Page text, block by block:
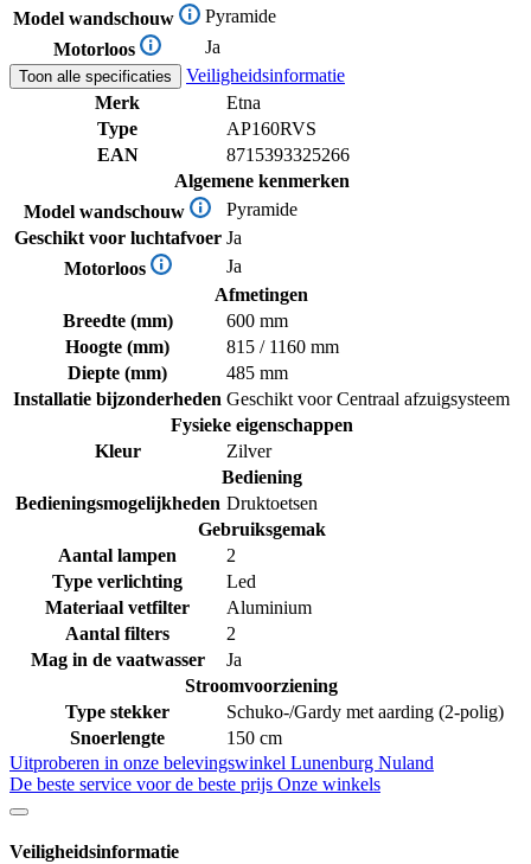
Model wandschouw
Pyramide
Motorloos
Ja
Toon alle specificaties
Veiligheidsinformatie
Merk
Etna
Type
AP160RVS
EAN
8715393325266
Algemene kenmerken
Model wandschouw
Pyramide
Geschikt voor luchtafvoer Ja
Motorloos
Ja
Afmetingen
Breedte (mm)
600 mm
Hoogte (mm)
815 / 1160 mm
Diepte (mm)
485 mm
Installatie bijzonderheden Geschikt voor Centraal afzuigsysteem
Fysieke eigenschappen
Kleur
Zilver
Bediening
Bedieningsmogelijkheden Druktoetsen
Gebruiksgemak
Aantal lampen
2
Type verlichting
Led
Materiaal vetfilter
Aluminium
Aantal filters
2
Mag in de vaatwasser
Ja
Stroomvoorziening
Type stekker
Schuko-/Gardy met aarding (2-polig)
Snoerlengte
150 cm
Uitproberen in onze belevingswinkel Lunenburg Nuland
De beste service voor de beste prijs Onze winkels
Veiligheidsinformatie